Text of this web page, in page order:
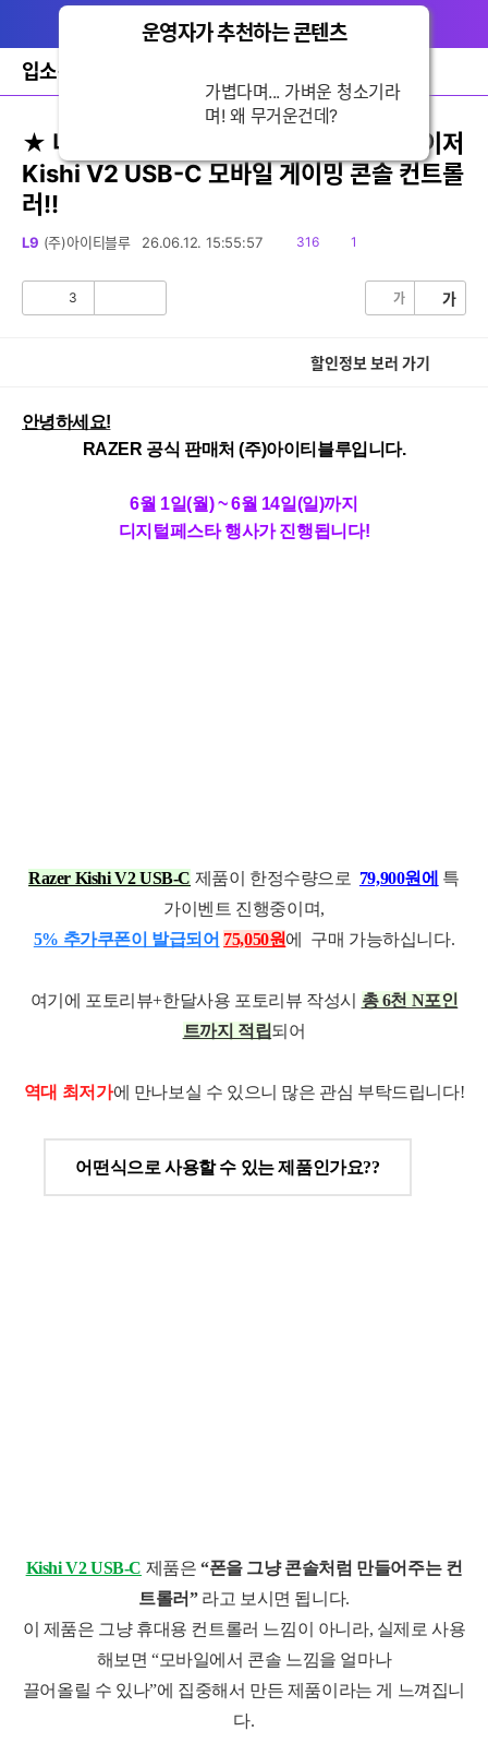
다
와
홈
입소문쇼핑
이
글
★ 네이버 X RAZER 페스타 특가 7만! 레이저
Kishi V2 USB-C 모바일 게이밍 콘솔 컨트롤
러!!
L9 (주)아이티블루 26.06.12. 15:55:57
읽
316
댓1
3 가 가
할인정보 보러 가기
안녕하세요!
RAZER 공식 판매처 (주)아이티블루입니다.
6월 1일(월) ~ 6월 14일(일)까지
디지털페스타 행사가 진행됩니다!
Razer Kishi V2 USB-C 제품이 한정수량으로 79,900원에 특
가이벤트 진행중이며,
5% 추가쿠폰이 발급되어 75,050원에 구매 가능하십니다.
여기에 포토리뷰+한달사용 포토리뷰 작성시 총 6천 N포인
트까지 적립되어
역대 최저가에 만나보실 수 있으니 많은 관심 부탁드립니다!
어떤식으로 사용할 수 있는 제품인가요??
Kishi V2 USB-C 제품은 “폰을 그냥 콘솔처럼 만들어주는 컨
트롤러” 라고 보시면 됩니다.
이 제품은 그냥 휴대용 컨트롤러 느낌이 아니라, 실제로 사용
해보면 “모바일에서 콘솔 느낌을 얼마나
끌어올릴 수 있나”에 집중해서 만든 제품이라는 게 느껴집니
다.
세부정보 열기/접기
운영자가 추천하는 콘텐츠
기라며! 왜 무거운건
데?